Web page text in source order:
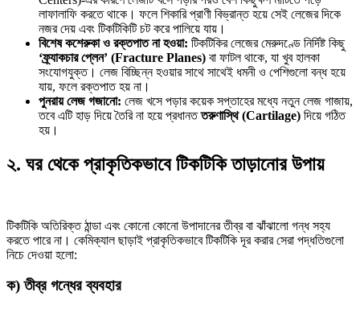
লাফালাফি করতে থাকে। ফলে শিকারি প্রাণী বিভ্রান্ত হয়ে সেই লেজের দিকে
নজর দেয় এবং টিকটিকিটি চট করে পালিয়ে যায়।
বিশেষ কশেরুকা ও রক্তপাত না হওয়া: টিকটিকির লেজের মেরুদণ্ডে নির্দিষ্ট কিছু
‘ফ্র্যাকচার প্লেন’ (Fracture Planes) বা ফাটল থাকে, যা খুব হালকা
সংযোগযুক্ত। লেজ বিচ্ছিন্ন হওয়ার সাথে সাথেই ধমনী ও পেশিগুলো বন্ধ হয়ে
যায়, ফলে রক্তপাত হয় না।
পুনরায় লেজ গজানো: লেজ খসে পড়ার কয়েক সপ্তাহের মধ্যে নতুন লেজ গাজায়,
তবে এটি হাড় দিয়ে তৈরি না হয়ে প্রধানততরুণাস্থি (Cartilage) দিয়ে গঠিত
হয়।
২. ঘর থেকে প্রাকৃতিকভাবে টিকটিকি তাড়ানোর উপায়
টিকটিকি অতিরিক্ত ঠান্ডা এবং কোনো কোনো উপাদানের তীব্র বা ঝাঁঝালো গন্ধ সহ্য
করতে পারে না। কেমিক্যাল ছাড়াই প্রাকৃতিকভাবে টিকটিকি দূর করার সেরা পদ্ধতিগুলো
নিচে দেওয়া হলো:
ক) তীব্র গন্ধের ব্যবহার